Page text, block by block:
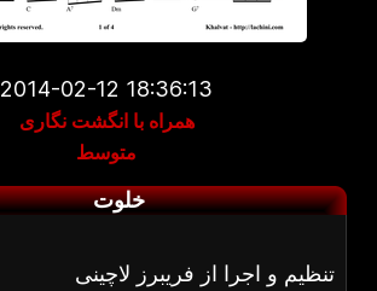
2014-02-12 18:36:13
همراه با انگشت نگاری
متوسط
خلوت
تنظیم و اجرا از فریبرز لاچینی